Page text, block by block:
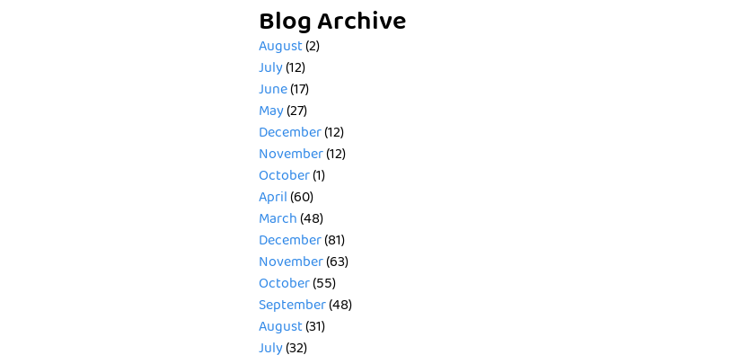
Blog Archive
August(2)
July(12)
June(17)
May(27)
December(12)
November(12)
October(1)
April(60)
March(48)
December(81)
November(63)
October(55)
September(48)
August(31)
July(32)